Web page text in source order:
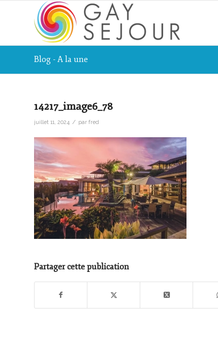
Blog - A la une
14217_image6_78
juillet 11, 2024 / par fred
Partager cette publication